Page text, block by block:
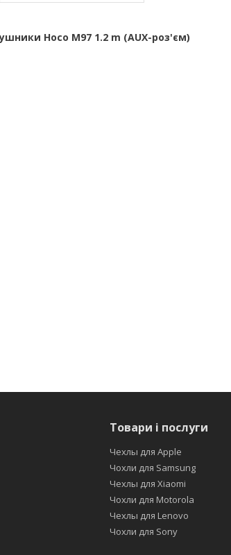
Hoco M97 1.2 m (AUX-роз'єм)
Товари і послуги
Чехлы для Apple
Чохли для Samsung
Чехлы для Xiaomi
Чохли для Motorola
Чехлы для Lenovo
Чохли для Sony